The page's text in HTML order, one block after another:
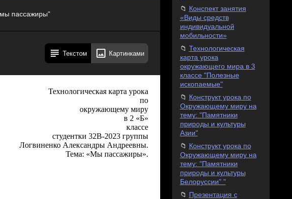
пассажиры"
Текстом Картинками
Технологическая карта урока
окружающему миру
классе
студентки 32В-2023 группы
Логвиненко Александры Андреевны.
Тема: «Мы пассажиры».
Конспект занятия
«Виды средств
индивидуальной
мобильности»
Технологическая
карта урока
окружающего мира в 3
классе "Полезные
ископаемые"
Конструкт урока по
Окружающему миру на
тему: "Памятники
природы и культуры
Азии"
Конструкт урока по
Окружающему миру на
тему: "Памятники
природы и культуры
Белоруссии" "
Презентация с